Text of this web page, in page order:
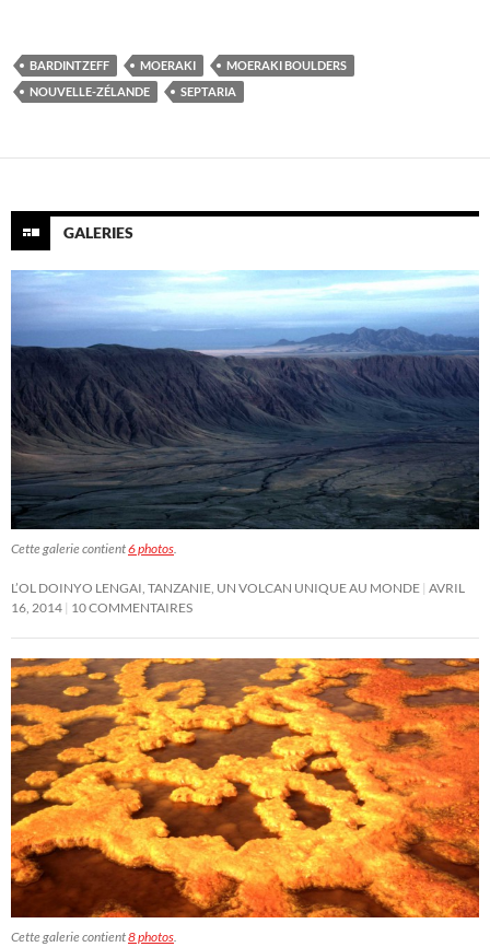
BARDINTZEFF MOERAKI
MOERAKI BOULDERS
NOUVELLE-ZÉLANDE
SEPTARIA
GALERIES
Cette galerie contient6 photos.
L’OL DOINYO LENGAI, TANZANIE, UN VOLCAN UNIQUE AU MONDE AVRIL
16, 2014 10 COMMENTAIRES
Cette galerie contient8 photos.